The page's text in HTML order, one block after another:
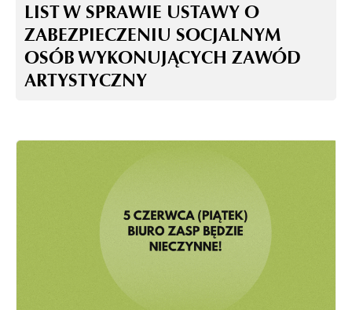
LIST W SPRAWIE USTAWY O
ZABEZPIECZENIU SOCJALNYM
OSÓB WYKONUJĄCYCH ZAWÓD
ARTYSTYCZNY